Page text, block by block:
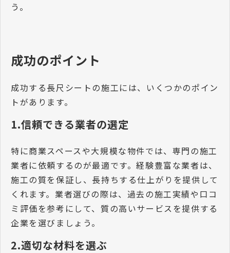
う。
成功のポイント
成功する長尺シートの施工には、いくつかのポイン
トがあります。
1.信頼できる業者の選定
特に商業スペースや大規模な物件では、専門の施工
業者に依頼するのが最適です。経験豊富な業者は、
施工の質を保証し、長持ちする仕上がりを提供して
くれます。業者選びの際は、過去の施工実績や口コ
ミ評価を参考にして、質の高いサービスを提供する
企業を選びましょう。
2.適切な材料を選ぶ